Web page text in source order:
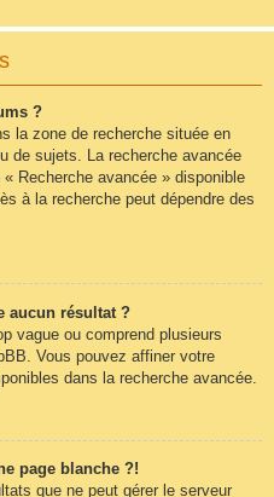
?
la zone de recherche située en
de sujets. La recherche avancée
Recherche avancée » disponible
à la recherche peut dépendre des
aucun résultat ?
vague ou comprend plusieurs
Vous pouvez affiner votre
dans la recherche avancée.
page blanche ?!
que ne peut gérer le serveur